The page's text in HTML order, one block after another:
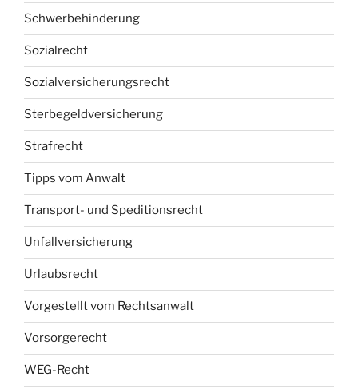
Schwerbehinderung
Sozialrecht
Sozialversicherungsrecht
Sterbegeldversicherung
Strafrecht
Tipps vom Anwalt
Transport- und Speditionsrecht
Unfallversicherung
Urlaubsrecht
Vorgestellt vom Rechtsanwalt
Vorsorgerecht
WEG-Recht